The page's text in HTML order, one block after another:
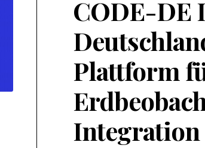
CODE-DE
Plattform
Integration